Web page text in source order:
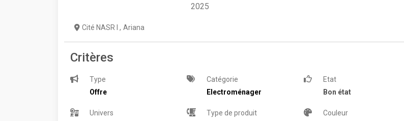
2025
Cité NASR I , Ariana
Critères
Type
Offre
Catégorie
Electroménager
Etat
Bon état
Univers
Type de produit
Couleur